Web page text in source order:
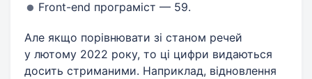
Front-end програміст — 59.
Але якщо порівнювати зі станом речей
у лютому 2022 року, то ці цифри видаються
досить стриманими. Наприклад, відновлення